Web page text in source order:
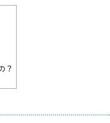
？